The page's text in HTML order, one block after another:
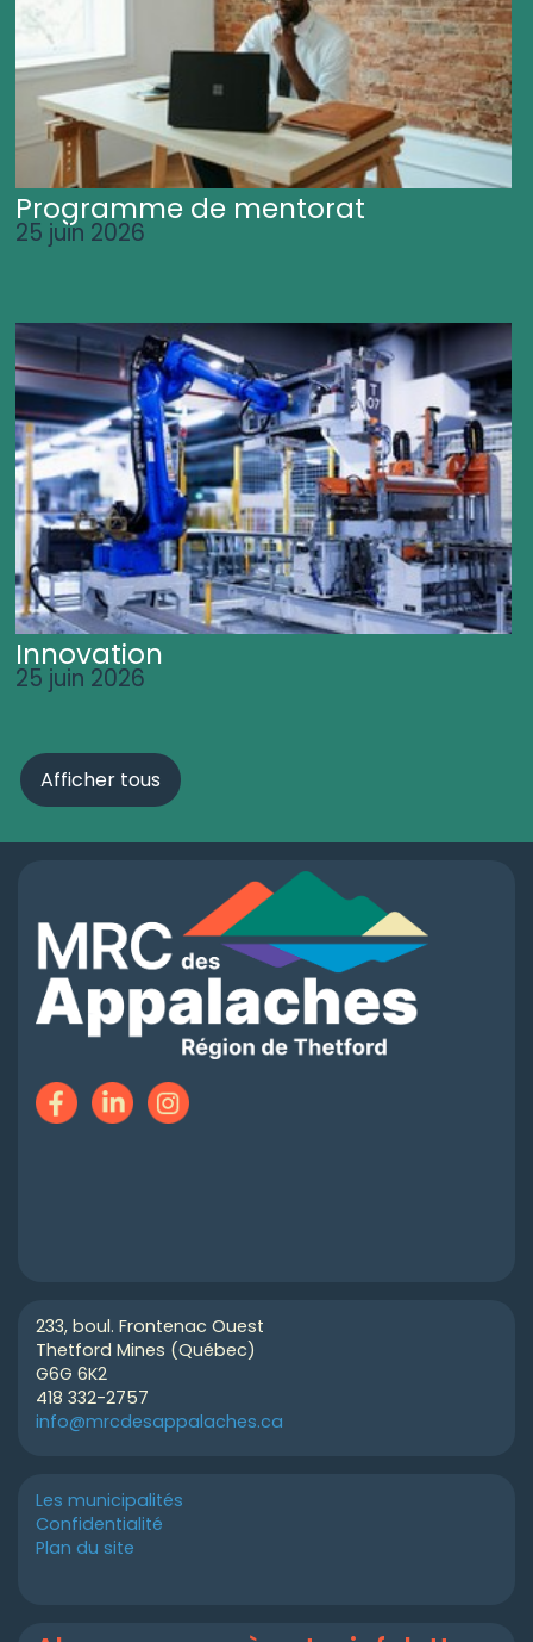
Programme de mentorat
25 juin 2026
Innovation
25 juin 2026
Afficher tous
233, boul. Frontenac Ouest
Thetford Mines (Québec)
G6G 6K2
418 332-2757
info@mrcdesappalaches.ca
Les municipalités
Confidentialité
Plan du site